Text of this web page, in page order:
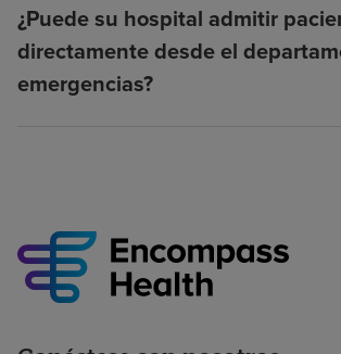
¿Puede su hospital admitir
directamente desde el
emergencias?